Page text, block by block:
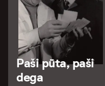
Paši pūta, paši
dega